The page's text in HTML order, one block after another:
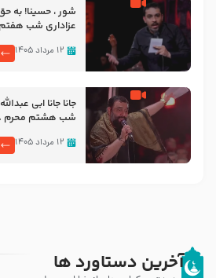
شور ، حسینا! به‌ حق
عزاداری شب هفتم
۱۲ مرداد ۱۴۰۵
جانا جانا ابی
۱۲ مرداد ۱۴۰۵
آخرین دستاورد ها